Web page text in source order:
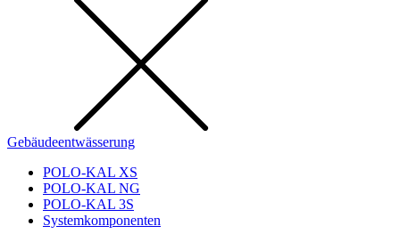
Gebäudeentwässerung
POLO-KAL XS
POLO-KAL NG
POLO-KAL 3S
Systemkomponenten